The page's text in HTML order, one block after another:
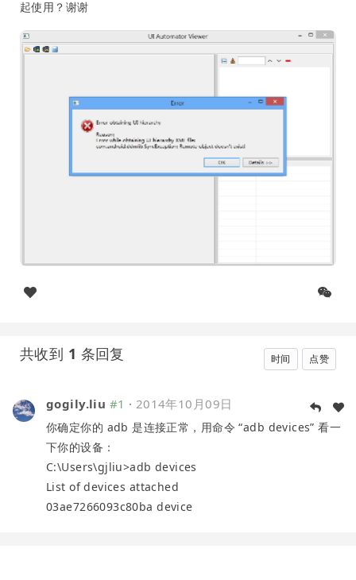
起使用？谢谢
共收到 1 条回复 时间 点赞
gogily.liu #1 · 2014年10月09日
你确定你的 adb 是连接正常，用命令 “adb devices” 看一
下你的设备：
C:\Users\gjliu>adb devices
List of devices attached
03ae7266093c80ba device